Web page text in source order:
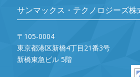
サンマックス・テクノロジーズ株
〒105-0004
東京都港区新橋4丁目21番3号
新橋東急ビル 5階